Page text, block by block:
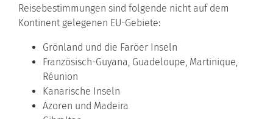
Reisebestimmungen sind folgende nicht auf dem
Kontinent gelegenen EU-Gebiete:
Grönland und die Faröer Inseln
Französisch-Guyana, Guadeloupe, Martinique,
Réunion
Kanarische Inseln
Azoren und Madeira